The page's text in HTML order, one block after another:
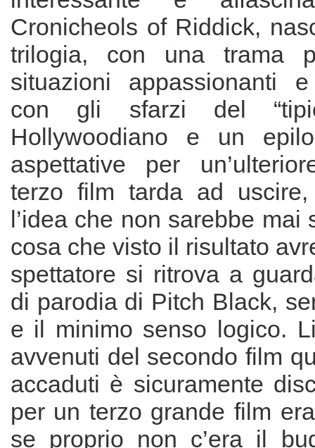
Cronicheols of Riddick,
trilogia, con una trama
situazioni appassionanti
con gli sfarzi del
Hollywoodiano e un
aspettative per
terzo film tarda ad
l’idea che non sarebbe mai
cosa che visto il risultato
spettatore si ritrova a
di parodia di Pitch Black,
e il minimo senso logico.
avvenuti del secondo film
accaduti è sicuramente
per un terzo grande film
se proprio non c’era il